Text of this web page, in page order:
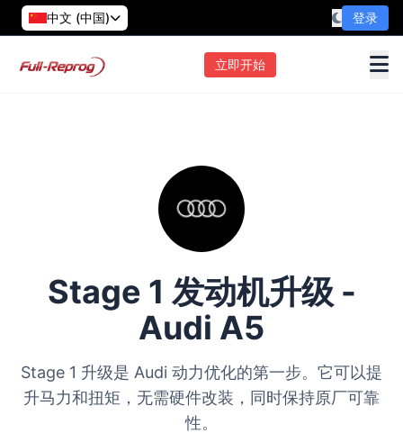
中文 (中国) 登录
立即开始
Stage 1 发动机升级 -
Audi A5
Stage 1 升级是 Audi 动力优化的第一步。它可以提
升马力和扭矩，无需硬件改装，同时保持原厂可靠
性。